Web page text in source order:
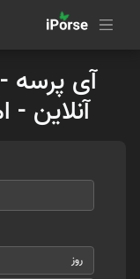
آی پرسه
آنلاین